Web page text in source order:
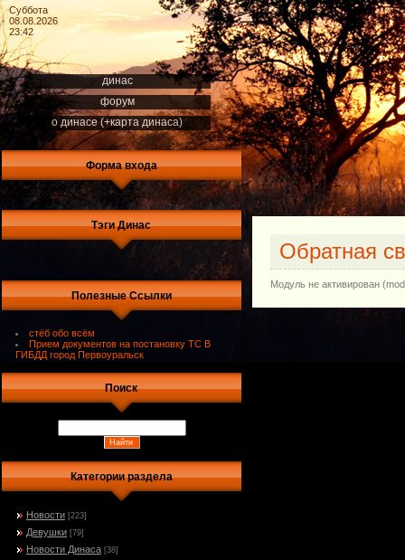
Суббота
08.08.2026
23:42
динас
форум
о динасе (+карта динаса)
Форма входа
Тэги Динас
Полезные Ссылки
стёб обо всём
Прием документов на постановку ТС В
ГИБДД город Первоуральск
Поиск
Категории раздела
Новости [223]
Девушки [79]
Новости Динаса [38]
Обратная
Модуль не активирован